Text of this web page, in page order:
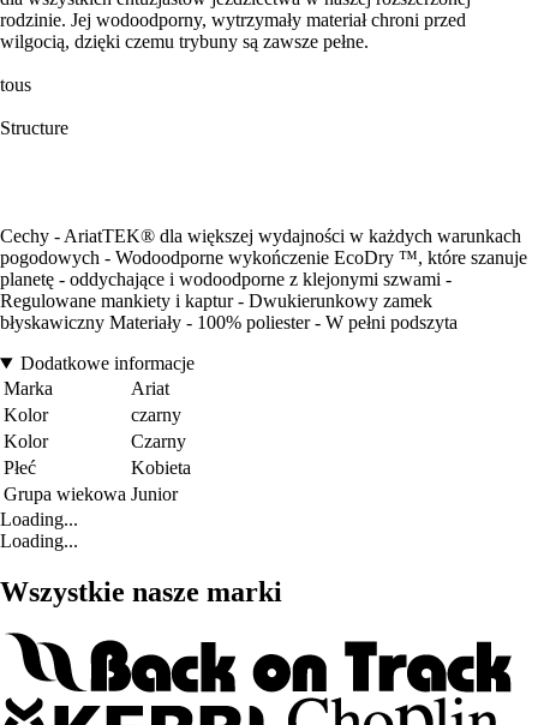
rodzinie. Jej wodoodporny, wytrzymały materiał chroni przed
wilgocią, dzięki czemu trybuny są zawsze pełne.
tous
Structure
Cechy - AriatTEK® dla większej wydajności w każdych warunkach
pogodowych - Wodoodporne wykończenie EcoDry ™, które szanuje
planetę - oddychające i wodoodporne z klejonymi szwami -
Regulowane mankiety i kaptur - Dwukierunkowy zamek
błyskawiczny Materiały - 100% poliester - W pełni podszyta
Dodatkowe informacje
Marka
Ariat
Kolor
czarny
Kolor
Czarny
Płeć
Kobieta
Grupa wiekowa Junior
Loading...
Loading...
Wszystkie nasze marki